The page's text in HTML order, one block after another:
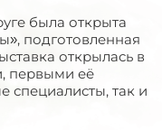
была открыта
подготовленная
открылась в
первыми её
специалисты, так и